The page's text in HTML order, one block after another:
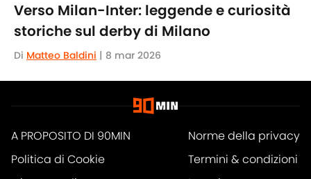
Verso Milan-Inter: leggende e curiosità
storiche sul derby di Milano
Di Matteo Baldini | 8 mar 2026
A PROPOSITO DI 90MIN
Norme della privacy
Politica di Cookie
Termini & condizioni